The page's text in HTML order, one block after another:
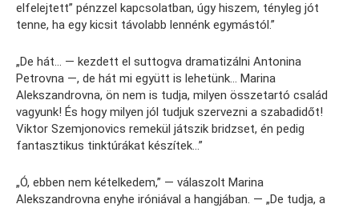
elfelejtett” pénzzel kapcsolatban, úgy hiszem, tényleg jót
tenne, ha egy kicsit távolabb lennénk egymástól.”
„De hát… — kezdett el suttogva dramatizálni Antonina
Petrovna —, de hát mi együtt is lehetünk… Marina
Alekszandrovna, ön nem is tudja, milyen összetartó család
vagyunk! És hogy milyen jól tudjuk szervezni a szabadidőt!
Viktor Szemjonovics remekül játszik bridzset, én pedig
fantasztikus tinktúrákat készítek…”
„Ó, ebben nem kételkedem,” — válaszolt Marina
Alekszandrovna enyhe iróniával a hangjában. — „De tudja, a